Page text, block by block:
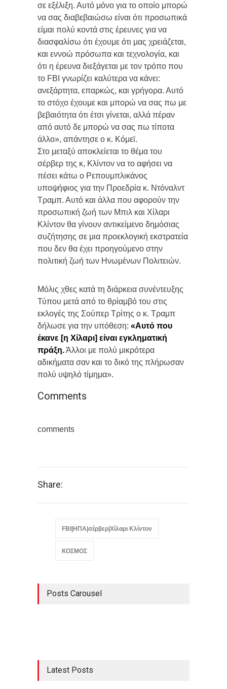
σε εξέλιξη. Αυτό μόνο για το οποίο μπορώ
να σας διαβεβαιώσω είναι ότι προσωπικά
είμαι πολύ κοντά στις έρευνες για να
διασφαλίσω ότι έχουμε ότι μας χρειάζεται,
και εννοώ πρόσωπα και τεχνολογία, και
ότι η έρευνα διεξάγεται με τον τρόπο που
το FBI γνωρίζει καλύτερα να κάνει:
ανεξάρτητα, επαρκώς, και γρήγορα. Αυτό
το στόχο έχουμε και μπορώ να σας πω με
βεβαιότητα ότι έτσι γίνεται, αλλά πέραν
από αυτό δε μπορώ να σας πω τίποτα
άλλο», απάντησε ο κ. Κόμεϊ.
Στο μεταξύ αποκλείεται το θέμα του
σέρβερ της κ, Κλίντον να το αφήσει να
πέσει κάτω ο Ρεπουμπλικάνος
υποψήφιος για την Προεδρία κ. Ντόναλντ
Τραμπ. Αυτό και άλλα που αφορούν την
προσωπική ζωή των Μπιλ και Χίλαρι
Κλίντον θα γίνουν αντικείμενο δημόσιας
συζήτησης σε μια προεκλογική εκστρατεία
που δεν θα έχει προηγούμενο στην
πολιτική ζωή των Ηνωμένων Πολιτειών.
Μόλις χθες κατά τη διάρκεια συνέντευξης
Τύπου μετά από το θρίαμβό του στις
εκλογές της Σούπερ Τρίτης ο κ. Τραμπ
δήλωσε για την υπόθεση: «Αυτό που
έκανε [η Χίλαρι] είναι εγκληματική
πράξη.Άλλοι με πολύ μικρότερα
αδικήματα σαν και το δικό της πλήρωσαν
πολύ υψηλό τίμημα».
Comments
comments
Share:
FBI|ΗΠΑ|σέρβερ|Χίλαρι Κλίντον
ΚΟΣΜΟΣ
Posts Carousel
Latest Posts